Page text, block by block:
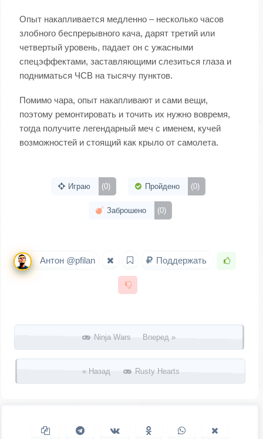
Опыт накапливается медленно – несколько часов
злобного беспрерывного кача, дарят третий или
четвертый уровень, падает он с ужасными
спецэффектами, заставляющими слезиться глаза и
подниматься ЧСВ на тысячу пунктов.
Помимо чара, опыт накапливают и сами вещи,
поэтому ремонтировать и точить их нужно вовремя,
тогда получите легендарный меч с именем, кучей
возможностей и стоящий как крыло от самолета.
Играю (0) Пройдено (0)
Заброшено (0)
Антон @pfilan Поддержать
Запись навигация
Ninja Wars Вперед »
« Назад Rusty Hearts
Копировать ссылкуПоделиться в Telegram
Поделиться ВКонтакте
Поделиться вПоделиться в